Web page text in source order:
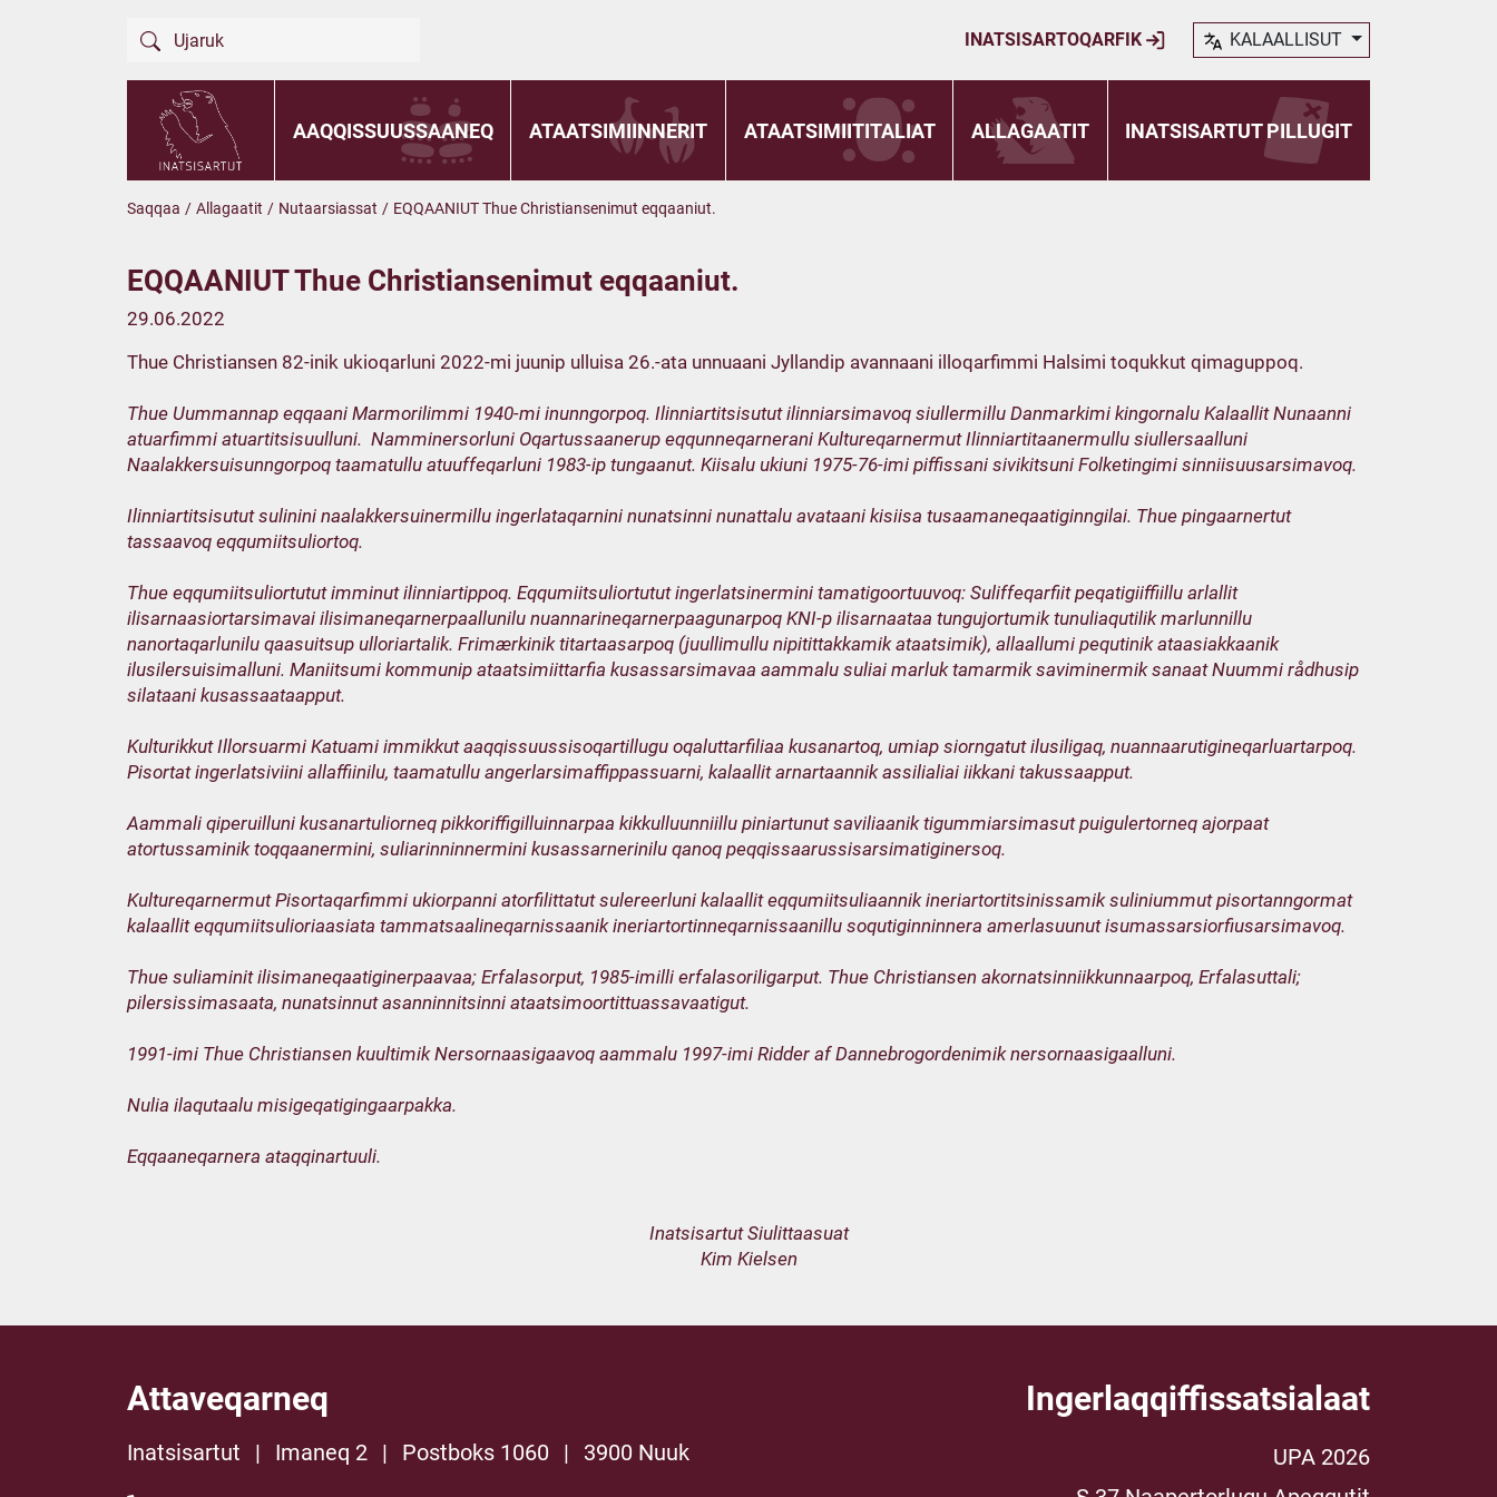
INATSISARTOQARFIK KALAALLISUT
AAQQISSUUSSAANEQ ATAATSIMIINNERIT ATAATSIMIITITALIAT ALLAGAATIT INATSISARTUT PILLUGIT
Saqqaa / Allagaatit / Nutaarsiassat / EQQAANIUT Thue Christiansenimut eqqaaniut.
EQQAANIUT Thue Christiansenimut eqqaaniut.
29.06.2022
Thue Christiansen 82-inik ukioqarluni 2022-mi juunip ulluisa 26.-ata unnuaani Jyllandip avannaani illoqarfimmi Halsimi toqukkut qimaguppoq.
Thue Uummannap eqqaani Marmorilimmi 1940-mi inunngorpoq. Ilinniartitsisutut ilinniarsimavoq siullermillu Danmarkimi kingornalu Kalaallit Nunaanni
atuarfimmi atuartitsisuulluni. Namminersorluni Oqartussaanerup eqqunneqarnerani Kultureqarnermut Ilinniartitaanermullu siullersaalluni
Naalakkersuisunngorpoq taamatullu atuuffeqarluni 1983-ip tungaanut. Kiisalu ukiuni 1975-76-imi piffissani sivikitsuni Folketingimi sinniisuusarsimavoq.
Ilinniartitsisutut sulinini naalakkersuinermillu ingerlataqarnini nunatsinni nunattalu avataani kisiisa tusaamaneqaatiginngilai. Thue pingaarnertut
tassaavoq eqqumiitsuliortoq.
Thue eqqumiitsuliortutut imminut ilinniartippoq. Eqqumiitsuliortutut ingerlatsinermini tamatigoortuuvoq: Suliffeqarfiit peqatigiiffiillu arlallit
ilisarnaasiortarsimavai ilisimaneqarnerpaallunilu nuannarineqarnerpaagunarpoq KNI-p ilisarnaataa tungujortumik tunuliaqutilik marlunnillu
nanortaqarlunilu qaasuitsup ulloriartalik. Frimærkinik titartaasarpoq (juullimullu nipitittakkamik ataatsimik), allaallumi pequtinik ataasiakkaanik
ilusilersuisimalluni. Maniitsumi kommunip ataatsimiittarfia kusassarsimavaa aammalu suliai marluk tamarmik saviminermik sanaat Nuummi rådhusip
silataani kusassaataapput.
Kulturikkut Illorsuarmi Katuami immikkut aaqqissuussisoqartillugu oqaluttarfiliaa kusanartoq, umiap siorngatut ilusiligaq, nuannaarutigineqarluartarpoq.
Pisortat ingerlatsiviini allaffiinilu, taamatullu angerlarsimaffippassuarni, kalaallit arnartaannik assilialiai iikkani takussaapput.
Aammali qiperuilluni kusanartuliorneq pikkoriffigilluinnarpaa kikkulluunniillu piniartunut saviliaanik tigummiarsimasut puigulertorneq ajorpaat
atortussaminik toqqaanermini, suliarinninnermini kusassarnerinilu qanoq peqqissaarussisarsimatiginersoq.
Kultureqarnermut Pisortaqarfimmi ukiorpanni atorfilittatut sulereerluni kalaallit eqqumiitsuliaannik ineriartortitsinissamik suliniummut pisortanngormat
kalaallit eqqumiitsulioriaasiata tammatsaalineqarnissaanik ineriartortinneqarnissaanillu soqutiginninnera amerlasuunut isumassarsiorfiusarsimavoq.
Thue suliaminit ilisimaneqaatiginerpaavaa; Erfalasorput, 1985-imilli erfalasoriligarput. Thue Christiansen akornatsinniikkunnaarpoq, Erfalasuttali;
pilersissimasaata, nunatsinnut asanninnitsinni ataatsimoortittuassavaatigut.
1991-imi Thue Christiansen kuultimik Nersornaasigaavoq aammalu 1997-imi Ridder af Dannebrogordenimik nersornaasigaalluni.
Nulia ilaqutaalu misigeqatigingaarpakka.
Eqqaaneqarnera ataqqinartuuli.
Inatsisartut Siulittaasuat
Kim Kielsen
Attaveqarneq
Inatsisartut | Imaneq 2 | Postboks 1060 |
3900 Nuuk
Ingerlaqqiffissatsialaat
UPA 2026